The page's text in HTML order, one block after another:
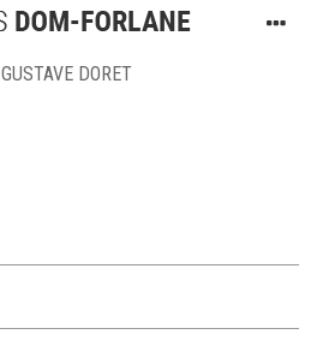
GUSTAVE DORET